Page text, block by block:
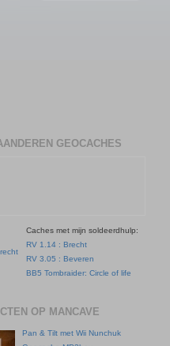
GEOCACHES
Caches met mijn soldeerdhulp:
RV 1.14 : Brecht
RV 3.05 : Beveren
BB5 Tombraider: Circle of life
OP MANCAVE
Pan & Tilt met Wii Nunchuk